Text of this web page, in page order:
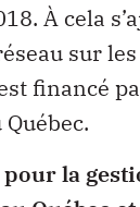
À cela
sur
financé
la